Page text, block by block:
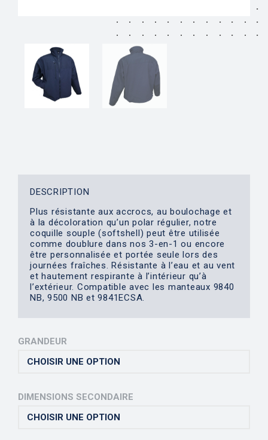
DESCRIPTION
Plus résistante aux accrocs, au boulochage et
à la décoloration qu’un polar régulier, notre
coquille souple (softshell) peut être utilisée
comme doublure dans nos 3-en-1 ou encore
être personnalisée et portée seule lors des
journées fraîches. Résistante à l’eau et au vent
et hautement respirante à l’intérieur qu’à
l’extérieur. Compatible avec les manteaux 9840
NB, 9500 NB et 9841ECSA.
GRANDEUR
DIMENSIONS SECONDAIRE